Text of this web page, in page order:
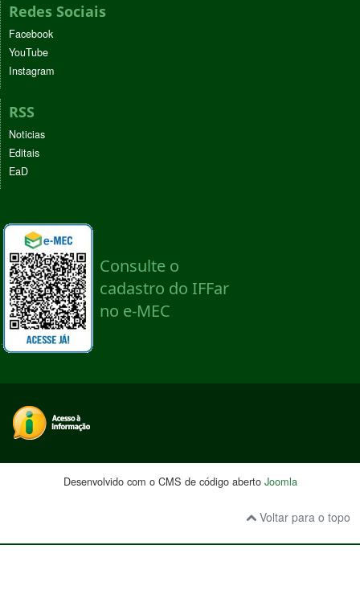
Redes Sociais
Facebook
YouTube
Instagram
RSS
Noticias
Editais
EaD
Desenvolvido com o CMS de código aberto Joomla
Voltar para o topo